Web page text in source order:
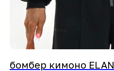
бомбер кимоно ELAN